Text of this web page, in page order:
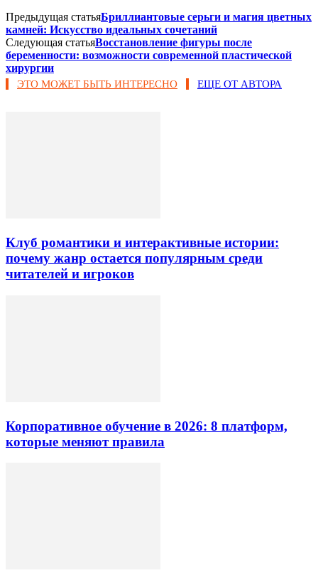
Предыдущая статьяБриллиантовые серьги и магия цветных
камней: Искусство идеальных сочетаний
Следующая статьяВосстановление фигуры после
беременности: возможности современной пластической
хирургии
ЭТО МОЖЕТ БЫТЬ ИНТЕРЕСНО ЕЩЕ ОТ АВТОРА
Клуб романтики и интерактивные истории:
почему жанр остается популярным среди
читателей и игроков
Корпоративное обучение в 2026: 8 платформ,
которые меняют правила